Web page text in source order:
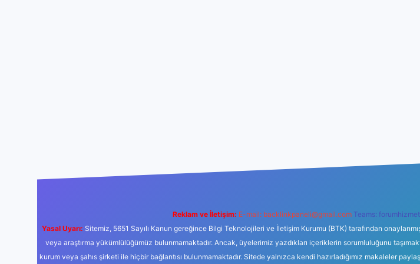
Reklam ve İletişim: E-mail: backlinkpaneli@gmail.com Teams:
Yasal Uyarı: Sitemiz, 5651 Sayılı Kanun gereğince Bilgi Teknolojileri ve İletişim Kurumu (BTK) tarafından
veya araştırma yükümlülüğümüz bulunmamaktadır. Ancak, üyelerimiz yazdıkları içeriklerin sorumluluğunu
kurum veya şahıs şirketi ile hiçbir bağlantısı bulunmamaktadır. Sitede yalnızca kendi hazırladığımız makaleler